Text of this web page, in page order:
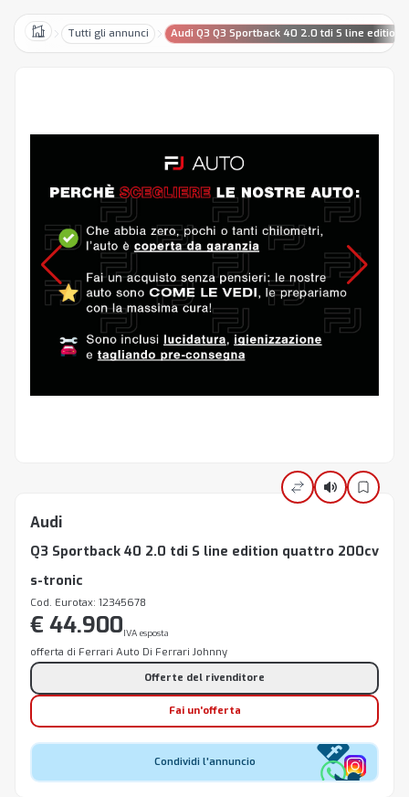
HomeTutti gli annunci Audi Q3 Q3 Sportback 40 2.0 tdi S line
Audi
Q3 Sportback 40 2.0 tdi S line edition quattro 200cv
s-tronic
Cod. Eurotax: 12345678
€ 44.900IVA esposta
offerta di Ferrari Auto Di Ferrari Johnny
Offerte del rivenditore
Fai un'offerta
Condividi l'annuncio